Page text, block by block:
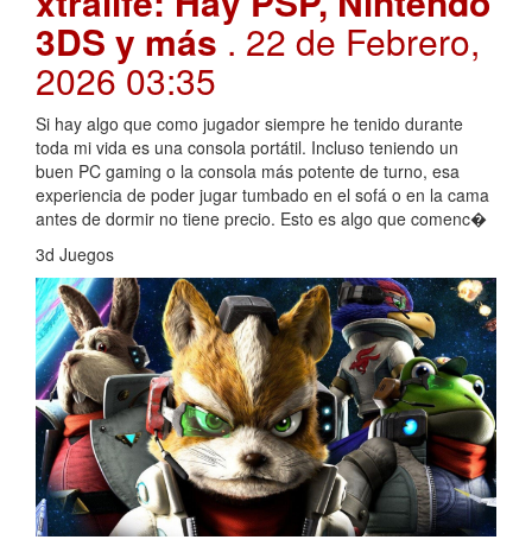
3DS y más. 22 de Febrero,
2026 03:35
Si hay algo que como jugador siempre he tenido durante
toda mi vida es una consola portátil. Incluso teniendo un
buen PC gaming o la consola más potente de turno, esa
experiencia de poder jugar tumbado en el sofá o en la cama
antes de dormir no tiene precio. Esto es algo que comenc�
3d Juegos